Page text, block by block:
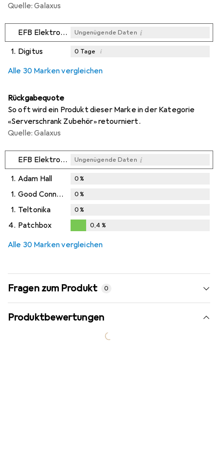
Quelle: Galaxus
EFB Elektronik Ungenügende Daten i
1. Digitus 0 Tage i
Alle 30 Marken vergleichen
Rückgabequote
So oft wird ein Produkt dieser Marke in der Kategorie
«Serverschrank Zubehör» retourniert.
Quelle: Galaxus
EFB Elektronik Ungenügende Daten i
1. Adam Hall 0%
1. Good Connections 0%
1. Teltonika 0%
4. Patchbox 0,4 %
Alle 30 Marken vergleichen
Fragen zum Produkt 0
Produktbewertungen